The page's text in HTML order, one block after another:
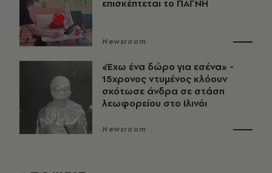
επισκέπτεται το ΠΑΓΝΗ
Newsroom
«Έχω ένα δώρο για εσένα» -
15χρονος ντυμένος κλόουν
σκότωσε άνδρα σε στάση
λεωφορείου στο Ιλινόι
Newsroom